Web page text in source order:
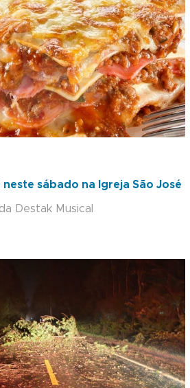
neste sábado na Igreja São José
Destak Musical